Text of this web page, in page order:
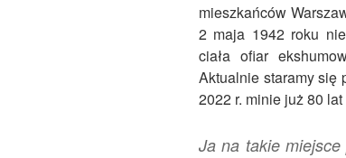
mieszkańców
2 maja 1942 roku
ciała ofiar
Aktualnie staramy się
2022 r. minie już 80
Ja na takie